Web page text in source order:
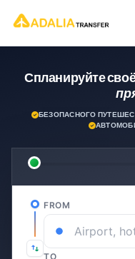
Спланируйте
БЕЗОПАСНОГО